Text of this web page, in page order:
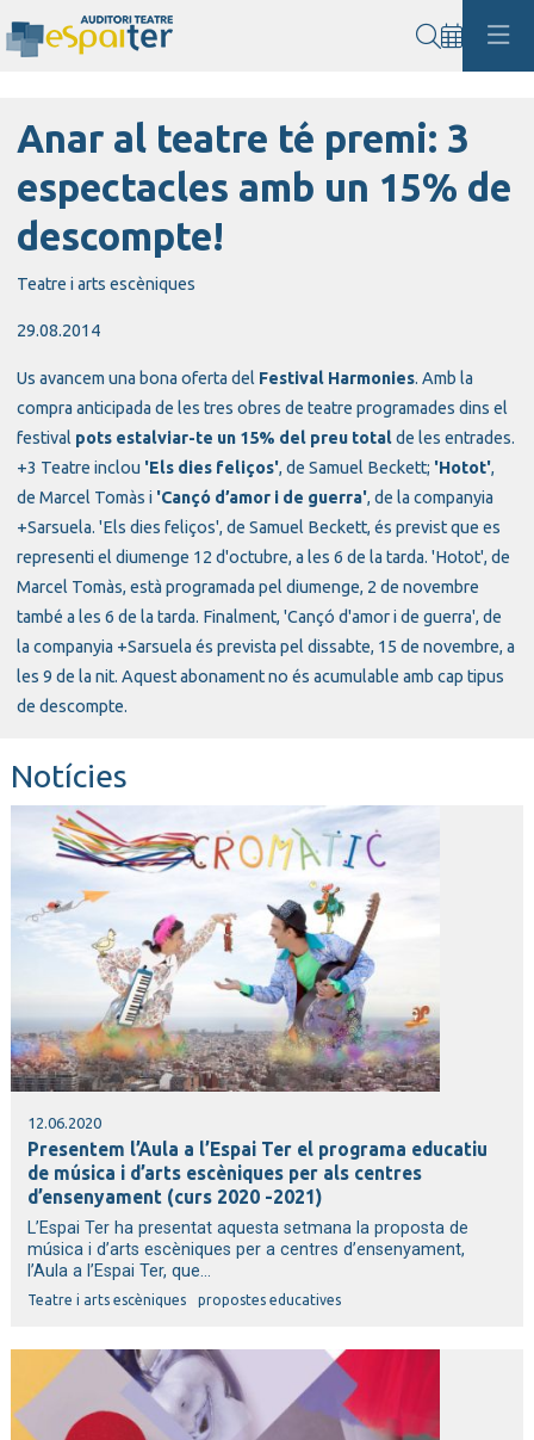
Anar al teatre té premi: 3
espectacles amb un 15% de
descompte!
Teatre i arts escèniques
29.08.2014
Us avancem una bona oferta del Festival Harmonies. Amb la
compra anticipada de les tres obres de teatre programades dins el
festival pots estalviar-te un 15% del preu totalde les entrades.
+3 Teatre inclou 'Els dies feliços', de Samuel Beckett; 'Hotot',
de Marcel Tomàs i 'Cançó d’amor i de guerra', de la companyia
+Sarsuela.'Els dies feliços', de Samuel Beckett, és previst que es
representi el diumenge 12 d'octubre, a les 6 de la tarda. 'Hotot', de
Marcel Tomàs, està programada pel diumenge, 2 de novembre
també a les 6 de la tarda. Finalment, 'Cançó d'amor i de guerra', de
la companyia +Sarsuela és prevista pel dissabte, 15 de novembre, a
les 9 de la nit. Aquest abonament no és acumulable amb cap tipus
de descompte.
Notícies
12.06.2020
Presentem l’Aula a l’Espai Ter el programa educatiu
de música i d’arts escèniques per als centres
d’ensenyament (curs 2020 -2021)
L’Espai Ter ha presentat aquesta setmana la proposta de
música i d’arts escèniques per a centres d’ensenyament,
l’Aula a l’Espai Ter, que...
Teatre i arts escèniques propostes educatives